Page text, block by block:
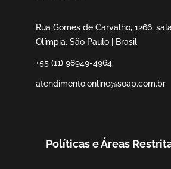
Rua Gomes de Carvalho, 1266,
Olímpia, São Paulo | Brasil
+55 (11) 98949-4964
atendimento.online@soap.com.br
Políticas e Áreas